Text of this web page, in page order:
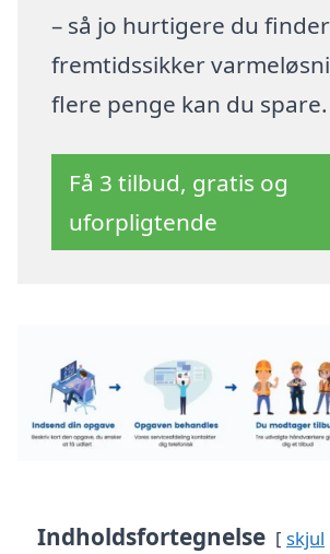
– så jo hurtigere du
fremtidssikker
flere penge kan du spare.
Få 3 tilbud, gratis og
uforpligtende
Indholdsfortegnelse skjul